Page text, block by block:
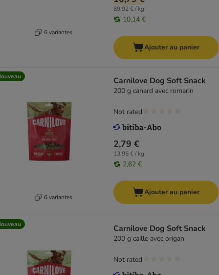
6 variantes
89,92 € / kg
10,14 €
Ajouter au panier
6 variantes
Carnilove Dog Soft Snack
200 g canard avec romarin
2,79 €
13,95 € / kg
2,62 €
Not rated
Ajouter au panier
Carnilove Dog Soft Snack
200 g caille avec origan
Not rated